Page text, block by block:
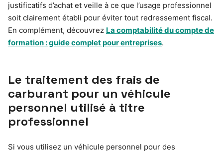
justificatifs d’achat et veille à ce que l’usage professionnel
soit clairement établi pour éviter tout redressement fiscal.
En complément, découvrez La comptabilité du compte de
formation : guide complet pour entreprises.
Le traitement des frais de
carburant pour un véhicule
personnel utilisé à titre
professionnel
Si vous utilisez un véhicule personnel pour des